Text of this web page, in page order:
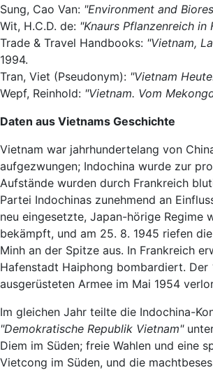
Sung, Cao Van: "Environment and
Wit, H.C.D. de: "Knaurs Pflanzenreich in
Trade & Travel Handbooks: "Vietnam,
1994.
Tran, Viet (Pseudonym): "Vietnam
Wepf, Reinhold: "Vietnam. Vom
Daten aus Vietnams Geschichte
Vietnam war jahrhundertelang von
aufgezwungen; Indochina wurde zur
Aufstände wurden durch Frankreich
Partei Indochinas zunehmend an
neu eingesetzte, Japan-hörige
bekämpft, und am 25. 8. 1945 riefen die
Minh an der Spitze aus. In Frankreich
Hafenstadt Haiphong bombardiert. Der
ausgerüsteten Armee im Mai 1954
Im gleichen Jahr teilte die Indochina-
"Demokratische Republik Vietnam"
Diem im Süden; freie Wahlen und eine
Vietcong im Süden, und die